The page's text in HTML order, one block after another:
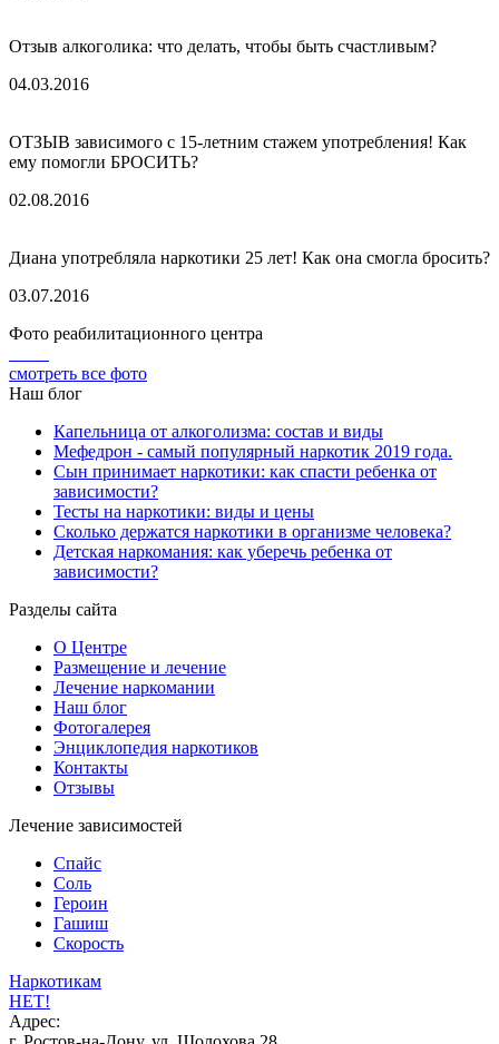
Отзыв алкоголика: что делать, чтобы быть счастливым?
04.03.2016
ОТЗЫВ зависимого с 15-летним стажем употребления! Как
ему помогли БРОСИТЬ?
02.08.2016
Диана употребляла наркотики 25 лет! Как она смогла бросить?
03.07.2016
Фото реабилитационного центра
смотреть все фото
Наш блог
Капельница от алкоголизма: состав и виды
Мефедрон - самый популярный наркотик 2019 года.
Сын принимает наркотики: как спасти ребенка от
зависимости?
Тесты на наркотики: виды и цены
Сколько держатся наркотики в организме человека?
Детская наркомания: как уберечь ребенка от
зависимости?
Разделы сайта
О Центре
Размещение и лечение
Лечение наркомании
Наш блог
Фотогалерея
Энциклопедия наркотиков
Контакты
Отзывы
Лечение зависимостей
Спайс
Соль
Героин
Гашиш
Скорость
Наркотикам
НЕТ!
Адрес: